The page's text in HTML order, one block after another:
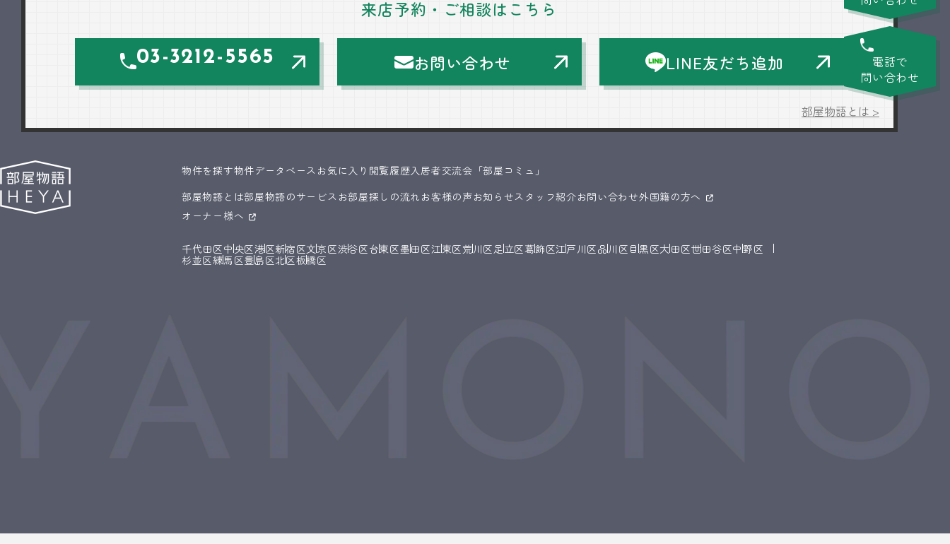
来店予約・ご相談はこちら
03-3212-5565 お問い合わせ LINE友だち追加
部屋物語とは >
物件を探す物件データベース お気に入り 閲覧履歴入居者交流会「部屋コミュ」
部屋物語とは部屋物語のサービス お部屋探しの流れ お客様の声お知らせスタッフ紹介お問い合わせ外国籍の方へ
オーナー様へ
千代田区中央区港区新宿区文京区渋谷区台東区墨田区江東区荒川区足立区葛飾区江戸川区品川区 目黒区大田区世田谷区中野区
杉並区練馬区豊島区北区板橋区
電話で
問い合わせ